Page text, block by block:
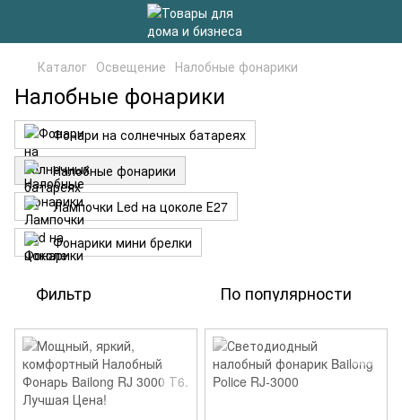
Каталог Освещение Налобные фонарики
Налобные фонарики
Фонари на солнечных батареях
Налобные фонарики
Лампочки Led на цоколе Е27
Фонарики мини брелки
Фильтр По популярности